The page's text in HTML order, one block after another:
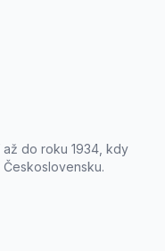
až do roku 1934, kdy